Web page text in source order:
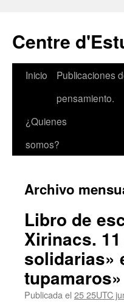
contenido
Centre
Inicio
Publicaciones
pensamiento.
¿Quienes
somos?
Archivo
Libro de
Xirinacs.
solidarias»
Publicada el 25 25UTC